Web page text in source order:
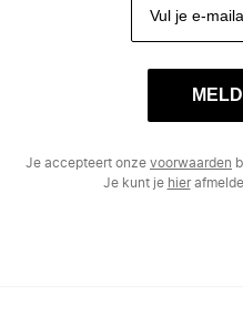
Je accepteert onze voorwaarden
Je kunt je hier